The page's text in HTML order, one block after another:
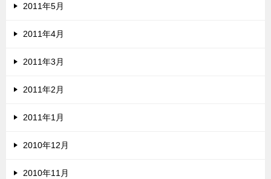
2011年5月
2011年4月
2011年3月
2011年2月
2011年1月
2010年12月
2010年11月